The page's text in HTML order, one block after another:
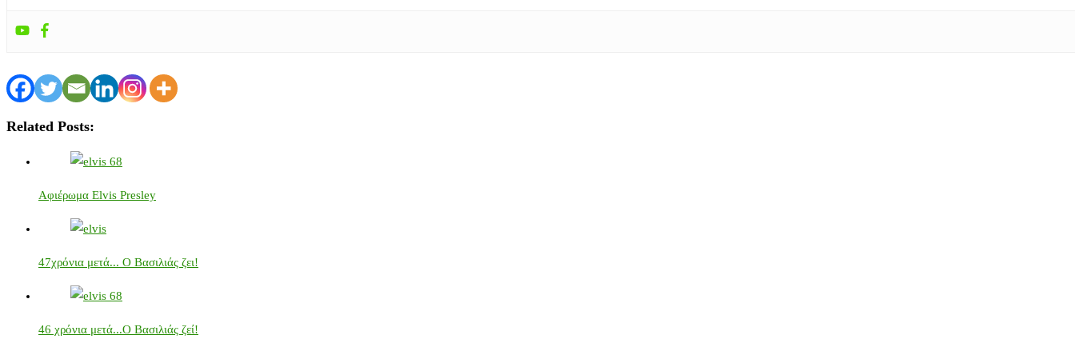
Related Posts:
Αφιέρωμα Elvis Presley
47χρόνια μετά... Ο Βασιλιάς ζει!
46 χρόνια μετά...Ο Βασιλιάς ζεί!